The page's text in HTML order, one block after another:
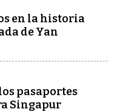
en la historia
de Yan
pasaportes
Singapur